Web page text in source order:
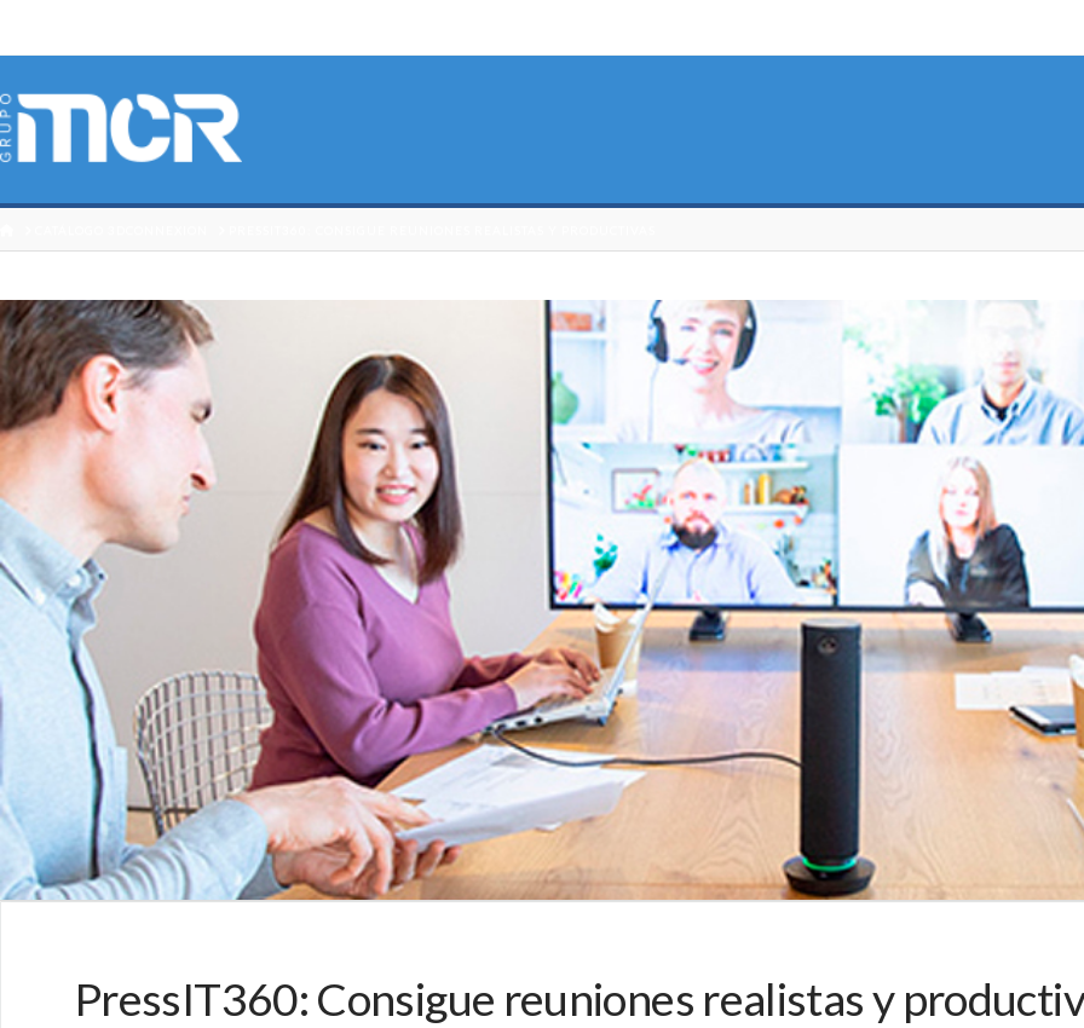
PressIT360: Consigue reuniones realistas y